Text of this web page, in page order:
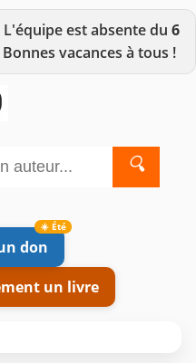
L'équipe est absente du 6
Bonnes vacances à tous !
🔍
don
un livre